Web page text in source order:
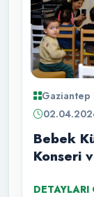
Gaziantep
Bebek
Konseri
DETAYLARI